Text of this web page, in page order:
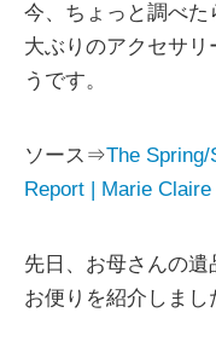
今、ちょっと調べた
大ぶりのアクセサ
うです。
ソース⇒The Spring/
Report | Marie Claire
先日、お母さんの
お便りを紹介しまし